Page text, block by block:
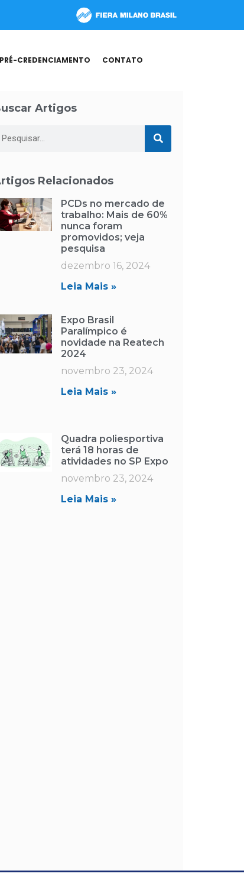
PRÉ-CREDENCIAMENTO CONTATO
Artigos
Relacionados
PCDs no mercado de
trabalho: Mais de 60%
nunca foram
promovidos; veja
pesquisa
dezembro 16, 2024
Leia Mais »
Expo Brasil
Paralímpico é
novidade na Reatech
2024
novembro 23, 2024
Leia Mais »
Quadra poliesportiva
terá 18 horas de
atividades no SP Expo
novembro 23, 2024
Leia Mais »